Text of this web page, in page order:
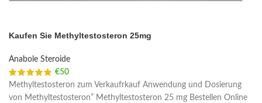
Kaufen Sie Methyltestosteron 25mg
Anabole Steroide
€50
Methyltestosteron zum Verkaufrkauf Anwendung und Dosierung
von Methyltestosteron” Methyltestosteron 25 mg Bestellen Online